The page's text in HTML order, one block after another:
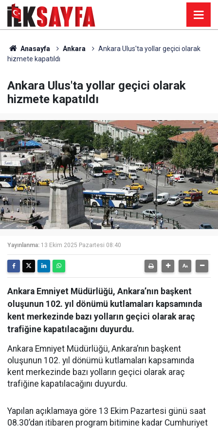
Anasayfa Ankara
Ankara Ulus'ta yollar geçici olarak
hizmete kapatıldı
Ankara Ulus'ta yollar geçici olarak
hizmete kapatıldı
Yayınlanma: 13 Ekim 2025 Pazartesi 08:40
Ankara Emniyet Müdürlüğü, Ankara’nın başkent
oluşunun 102. yıl dönümü kutlamaları kapsamında
kent merkezinde bazı yolların geçici olarak araç
trafiğine kapatılacağını duyurdu.
Ankara Emniyet Müdürlüğü, Ankara’nın başkent
oluşunun 102. yıl dönümü kutlamaları kapsamında
kent merkezinde bazı yolların geçici olarak araç
trafiğine kapatılacağını duyurdu.
Yapılan açıklamaya göre 13 Ekim Pazartesi günü saat
08.30’dan itibaren program bitimine kadar Cumhuriyet